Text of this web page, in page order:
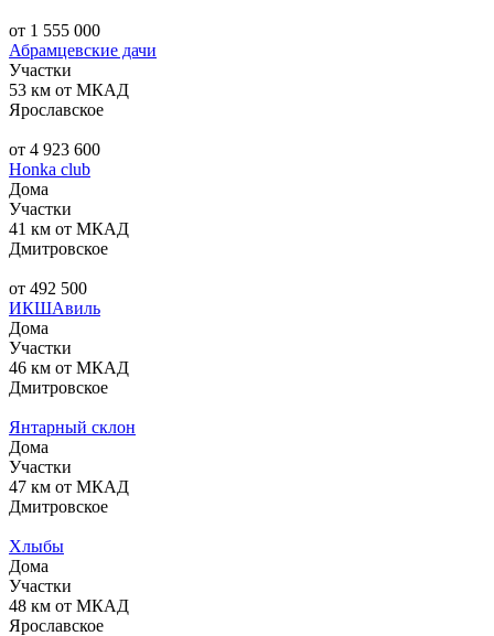
от 1 555 000
Абрамцевские дачи
Участки
53 км от МКАД
Ярославское
от 4 923 600
Honka club
Дома
Участки
41 км от МКАД
Дмитровское
от 492 500
ИКШАвиль
Дома
Участки
46 км от МКАД
Дмитровское
Янтарный склон
Дома
Участки
47 км от МКАД
Дмитровское
Хлыбы
Дома
Участки
48 км от МКАД
Ярославское